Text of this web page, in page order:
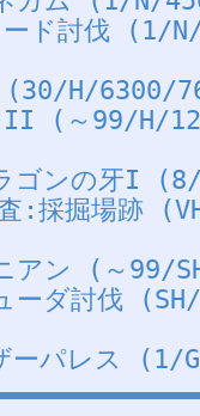
ード討伐 (1/
(30/H/6300/
II (～99/H/
ゴンの牙I
:採掘場跡
アン (～99/
ーダ討伐
ーパレス